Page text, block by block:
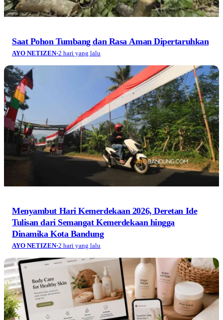
Saat Pohon Tumbang dan Rasa Aman Dipertaruhkan
AYO NETIZEN·2 hari yang lalu
Menyambut Hari Kemerdekaan 2026, Deretan Ide
Tulisan dari Semangat Kemerdekaan hingga
Dinamika Kota Bandung
AYO NETIZEN·2 hari yang lalu